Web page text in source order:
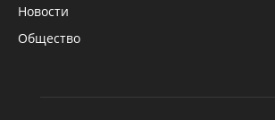
Новости
Общество